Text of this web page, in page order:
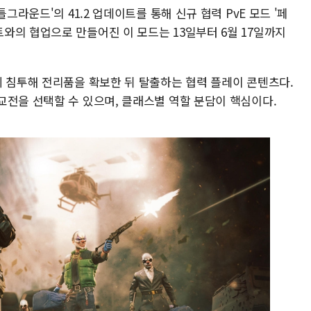
라운드'의 41.2 업데이트를 통해 신규 협력 PvE 모드 '페
의 협업으로 만들어진 이 모드는 13일부터 6월 17일까지
투해 전리품을 확보한 뒤 탈출하는 협력 플레이 콘텐츠다.
을 선택할 수 있으며, 클래스별 역할 분담이 핵심이다.